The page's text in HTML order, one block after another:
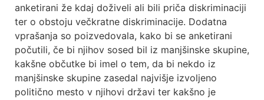
anketirani že kdaj doživeli ali bili priča diskriminaciji
ter o obstoju večkratne diskriminacije. Dodatna
vprašanja so poizvedovala, kako bi se anketirani
počutili, če bi njihov sosed bil iz manjšinske skupine,
kakšne občutke bi imel o tem, da bi nekdo iz
manjšinske skupine zasedal najvišje izvoljeno
politično mesto v njihovi državi ter kakšno je